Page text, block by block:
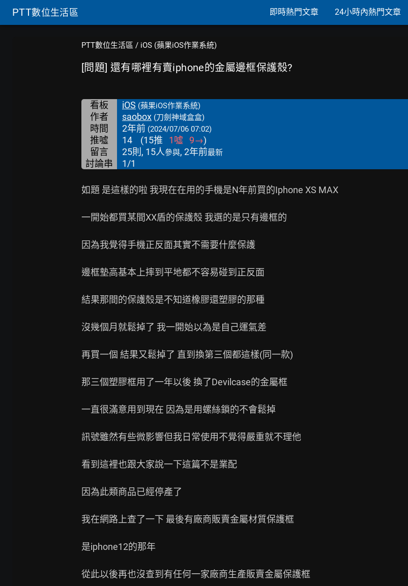
PTT數位生活區 即時熱門文章 24小時內熱門文章
PTT數位生活區 / iOS (蘋果iOS作業系統)
[問題] 還有哪裡有賣iphone的金屬邊框保護殼?
看板 iOS (蘋果iOS作業系統)
作者 saobox (刀劍神域盒盒)
時間 2年前 (2024/07/06 07:02)
推噓 14 (15推 1噓 9→)
留言
25則, 15人參與, 2年前最新
討論串 1/1
如題 是這樣的啦 我現在在用的手機是N年前買的Iphone XS MAX
一開始都買某間XX盾的保護殼 我選的是只有邊框的
因為我覺得手機正反面其實不需要什麼保護
邊框墊高基本上摔到平地都不容易碰到正反面
結果那間的保護殼是不知道橡膠還塑膠的那種
沒幾個月就鬆掉了 我一開始以為是自己運氣差
再買一個 結果又鬆掉了 直到換第三個都這樣(同一款)
那三個塑膠框用了一年以後 換了Devilcase的金屬框
一直很滿意用到現在 因為是用螺絲鎖的不會鬆掉
訊號雖然有些微影響但我日常使用不覺得嚴重就不理他
看到這裡也跟大家說一下這篇不是業配
因為此類商品已經停產了
我在網路上查了一下 最後有廠商販賣金屬材質保護框
是iphone12的那年
從此以後再也沒查到有任何一家廠商生產販賣金屬保護框